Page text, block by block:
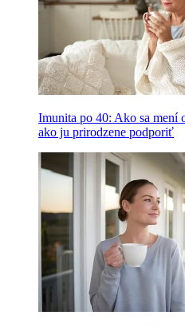
Imunita po 40: Ako sa mení
ako ju prirodzene podporiť